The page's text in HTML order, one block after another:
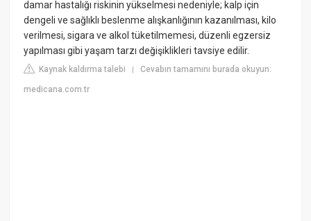
damar hastalığı riskinin yükselmesi nedeniyle; kalp için
dengeli ve sağlıklı beslenme alışkanlığının kazanılması, kilo
verilmesi, sigara ve alkol tüketilmemesi, düzenli egzersiz
yapılması gibi yaşam tarzı değişiklikleri tavsiye edilir.
Kaynak kaldırma talebi |Cevabın tamamını burada okuyun:
medicana.com.tr